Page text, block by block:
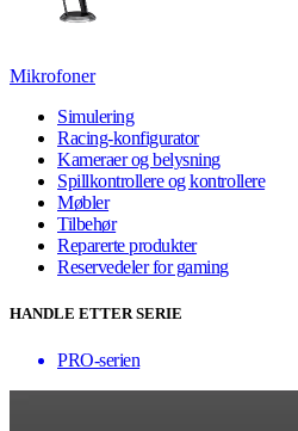
Mikrofoner
Simulering
Racing-konfigurator
Kameraer og belysning
Spillkontrollere og kontrollere
Møbler
Tilbehør
Reparerte produkter
Reservedeler for gaming
HANDLE ETTER SERIE
PRO-serien